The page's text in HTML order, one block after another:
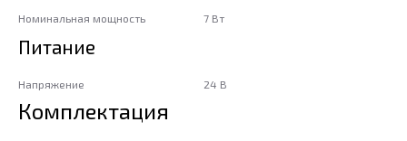
Номинальная мощность
7 Вт
Питание
Напряжение 24 В
Комплектация